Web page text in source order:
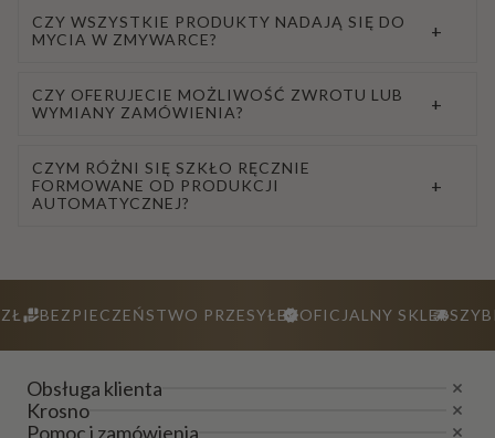
CZY WSZYSTKIE PRODUKTY NADAJĄ SIĘ DO
MYCIA W ZMYWARCE?
+
CZY OFERUJECIE MOŻLIWOŚĆ ZWROTU LUB
WYMIANY ZAMÓWIENIA?
+
CZYM RÓŻNI SIĘ SZKŁO RĘCZNIE
FORMOWANE OD PRODUKCJI
AUTOMATYCZNEJ?
+
BEZPIECZEŃSTWO PRZESYŁEKOFICJALNY SKLEP
Obsługa klienta
Krosno
Pomoc i zamówienia